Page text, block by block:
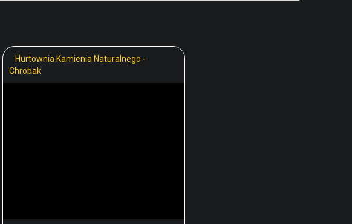
Hurtownia Kamienia Naturalnego -
Chrobak